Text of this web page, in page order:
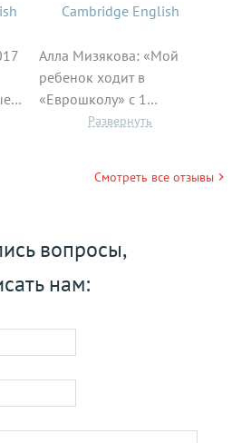
Cambridge English
Алла Мизякова: «Мой
ребенок ходит в
«Еврошколу» с 1…
Смотреть все отзывы
вопросы,
нам: